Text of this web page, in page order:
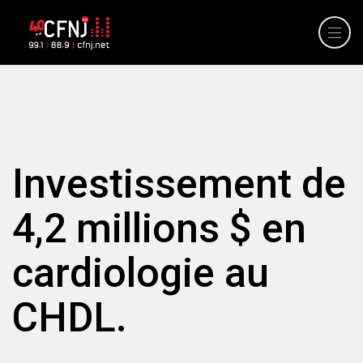
Investissement de
4,2 millions $ en
cardiologie au
CHDL.